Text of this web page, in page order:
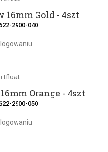
16mm Gold - 4szt
2900-040
Orange - 4szt
2900-050